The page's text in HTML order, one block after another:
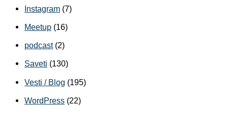
Instagram (7)
Meetup (16)
podcast(2)
Saveti (130)
Vesti / Blog (195)
WordPress (22)